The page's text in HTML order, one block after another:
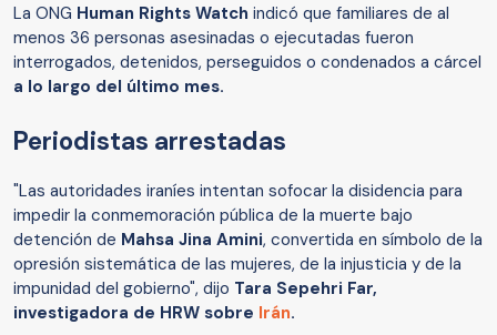
La ONG Human Rights Watch indicó que familiares de al
menos 36 personas asesinadas o ejecutadas fueron
interrogados, detenidos, perseguidos o condenados a cárcel
a lo largo del último mes.
Periodistas arrestadas
"Las autoridades iraníes intentan sofocar la disidencia para
impedir la conmemoración pública de la muerte bajo
detención de Mahsa Jina Amini, convertida en símbolo de la
opresión sistemática de las mujeres, de la injusticia y de la
impunidad del gobierno", dijo Tara Sepehri Far,
investigadora de HRW sobre Irán.